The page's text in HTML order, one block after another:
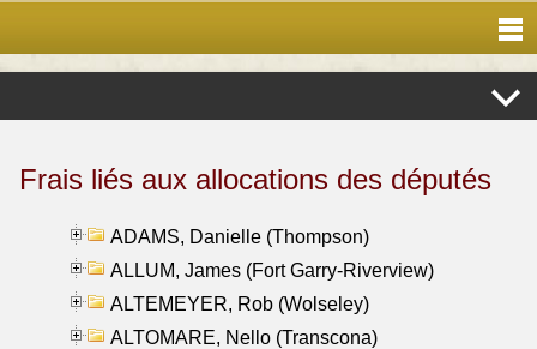
Frais liés aux allocations des députés
ADAMS, Danielle (Thompson)
ALLUM, James (Fort Garry-Riverview)
ALTEMEYER, Rob (Wolseley)
ALTOMARE, Nello (Transcona)